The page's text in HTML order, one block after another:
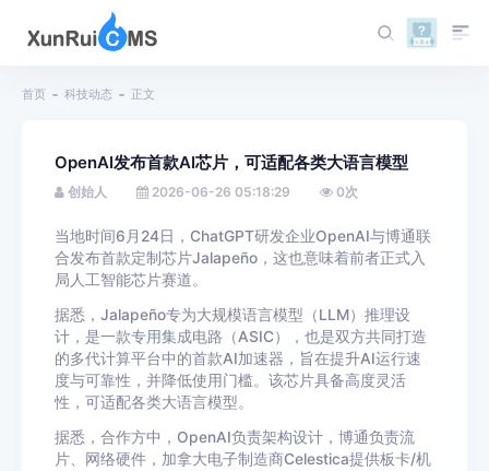
首页 科技动态 正文
OpenAI发布首款AI芯片，可适配各类大语言模型
创始人 2026-06-26 05:18:29 0次
当地时间6 月 24日， ChatGPT研发企业OpenAI与博通联
合发布首款定制芯片Jalapeño ，这也意味着前者正式入
局人工智能芯片赛道。
据悉， Jalapeño专为大规模语言模型（LLM）推理设
计，是一款专用集成电路（ASIC），也是双方共同打造
的多代计算平台中的首款AI加速器，旨在提升AI运行速
度与可靠性，并降低使用门槛。 该芯片具备高度灵活
性，可适配各类大语言模型。
据悉，合作方中， OpenAI负责架构设计，博通负责流
片、网络硬件，加拿大电子制造商Celestica提供板卡/机